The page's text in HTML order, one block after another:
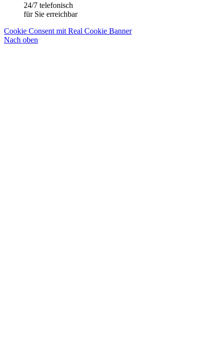
24/7 telefonisch
für Sie erreichbar
Cookie Consent mit Real Cookie Banner
Nach oben